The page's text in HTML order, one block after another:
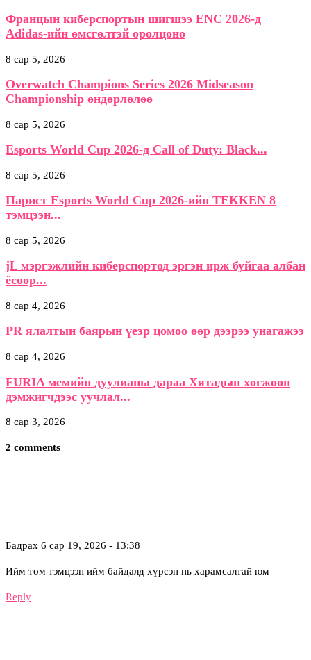
Францын киберспортын шигшээ ENC 2026-д
Adidas-ийн өмсгөлтэй оролцоно
8 сар 5, 2026
Overwatch Champions Series 2026 Midseason
Championship өндөрлөлөө
8 сар 5, 2026
Esports World Cup 2026-д Call of Duty: Black...
8 сар 5, 2026
Парист Esports World Cup 2026-ийн TEKKEN 8
тэмцээн...
8 сар 5, 2026
jL мэргэжлийн киберспортод эргэн ирж буйгаа албан
ёсоор...
8 сар 4, 2026
PR ялалтын баярын үеэр цомоо өөр дээрээ унагажээ
8 сар 4, 2026
FURIA мемийн дуулианы дараа Хятадын хөгжөөн
дэмжигчдээс уучлал...
8 сар 3, 2026
2 comments
Бадрах 6 сар 19, 2026 - 13:38
Ийм том тэмцээн ийм байдалд хүрсэн нь харамсалтай юм
Reply